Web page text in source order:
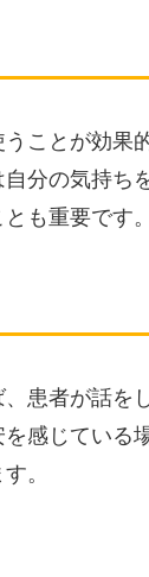
ことが効果
分の気持ち
も重要です。
患者が話を
感じている
。